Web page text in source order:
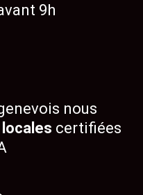
9h
nous
certifiées